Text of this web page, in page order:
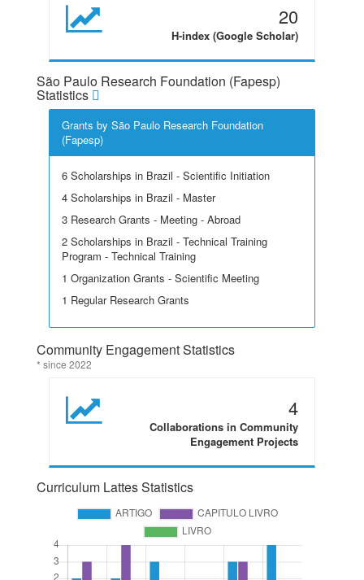
20
H-index (Google Scholar)
São Paulo Research Foundation (Fapesp)
Statistics
Grants by São Paulo Research Foundation
(Fapesp)
6 Scholarships in Brazil - Scientific Initiation
4 Scholarships in Brazil - Master
3 Research Grants - Meeting - Abroad
2 Scholarships in Brazil - Technical Training
Program - Technical Training
1 Organization Grants - Scientific Meeting
1 Regular Research Grants
Community Engagement Statistics
* since 2022
4
Collaborations in Community
Engagement Projects
Curriculum Lattes Statistics